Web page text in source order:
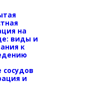
на
виды и
к
и